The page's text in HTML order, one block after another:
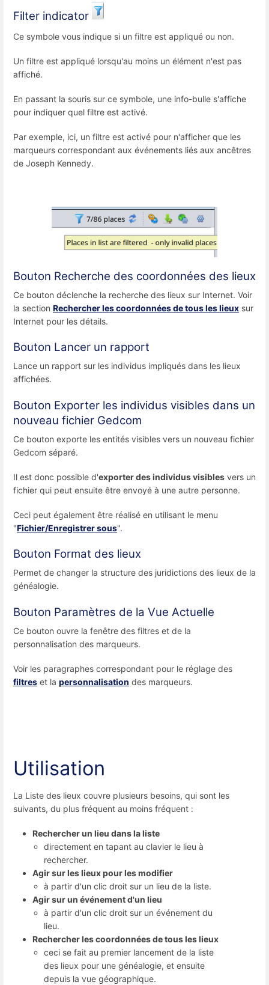
Filter indicator
Ce symbole vous indique si un filtre est appliqué ou non.
Un filtre est appliqué lorsqu'au moins un élément n'est pas
affiché.
En passant la souris sur ce symbole, une info-bulle s'affiche
pour indiquer quel filtre est activé.
Par exemple, ici, un filtre est activé pour n'afficher que les
marqueurs correspondant aux événements liés aux ancêtres
de Joseph Kennedy.
Bouton Recherche des coordonnées des lieux
Ce bouton déclenche la recherche des lieux sur Internet. Voir
la section Rechercher les coordonnées de tous les lieux sur
Internet pour les détails.
Bouton Lancer un rapport
Lance un rapport sur les individus impliqués dans les lieux
affichées.
Bouton Exporter les individus visibles dans un
nouveau fichier Gedcom
Ce bouton exporte les entités visibles vers un nouveau fichier
Gedcom séparé.
Il est donc possible d'exporter des individus visibles vers un
fichier qui peut ensuite être envoyé à une autre personne.
Ceci peut également être réalisé en utilisant le menu
"Fichier/Enregistrer sous".
Bouton Format des lieux
Permet de changer la structure des juridictions des lieux de la
généalogie.
Bouton Paramètres de la Vue Actuelle
Ce bouton ouvre la fenêtre des filtres et de la
personnalisation des marqueurs.
Voir les paragraphes correspondant pour le réglage des
filtres et la personnalisation des marqueurs.
Utilisation
La Liste des lieux couvre plusieurs besoins, qui sont les
suivants, du plus fréquent au moins fréquent :
Rechercher un lieu dans la liste
directement en tapant au clavier le lieu à
rechercher.
Agir sur les lieux pour les modifier
à partir d'un clic droit sur un lieu de la liste.
Agir sur un événement d'un lieu
à partir d'un clic droit sur un événement du
lieu.
Rechercher les coordonnées de tous les lieux
ceci se fait au premier lancement de la liste
des lieux pour une généalogie, et ensuite
depuis la vue géographique.